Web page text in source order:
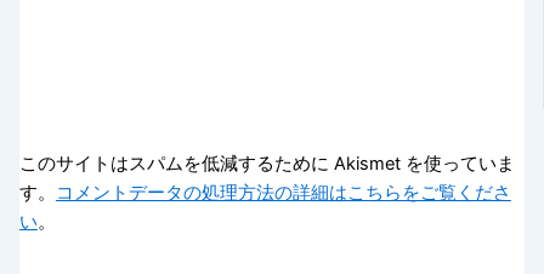
このサイトはスパムを低減するために Akismet を使っていま
す。
コメントデータの処理方法の詳細はこちらをご覧くださ
い。